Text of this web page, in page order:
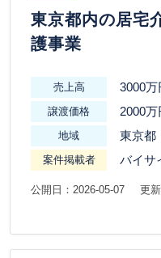
東京都内の居宅
護事業
売上高 3000万
譲渡価格 2000万
地域 東京都
案件掲載者 バイサ
公開日：2026-05-07 更